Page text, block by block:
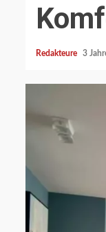
Redakteure 3